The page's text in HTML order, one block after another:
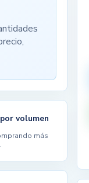
volumen
más